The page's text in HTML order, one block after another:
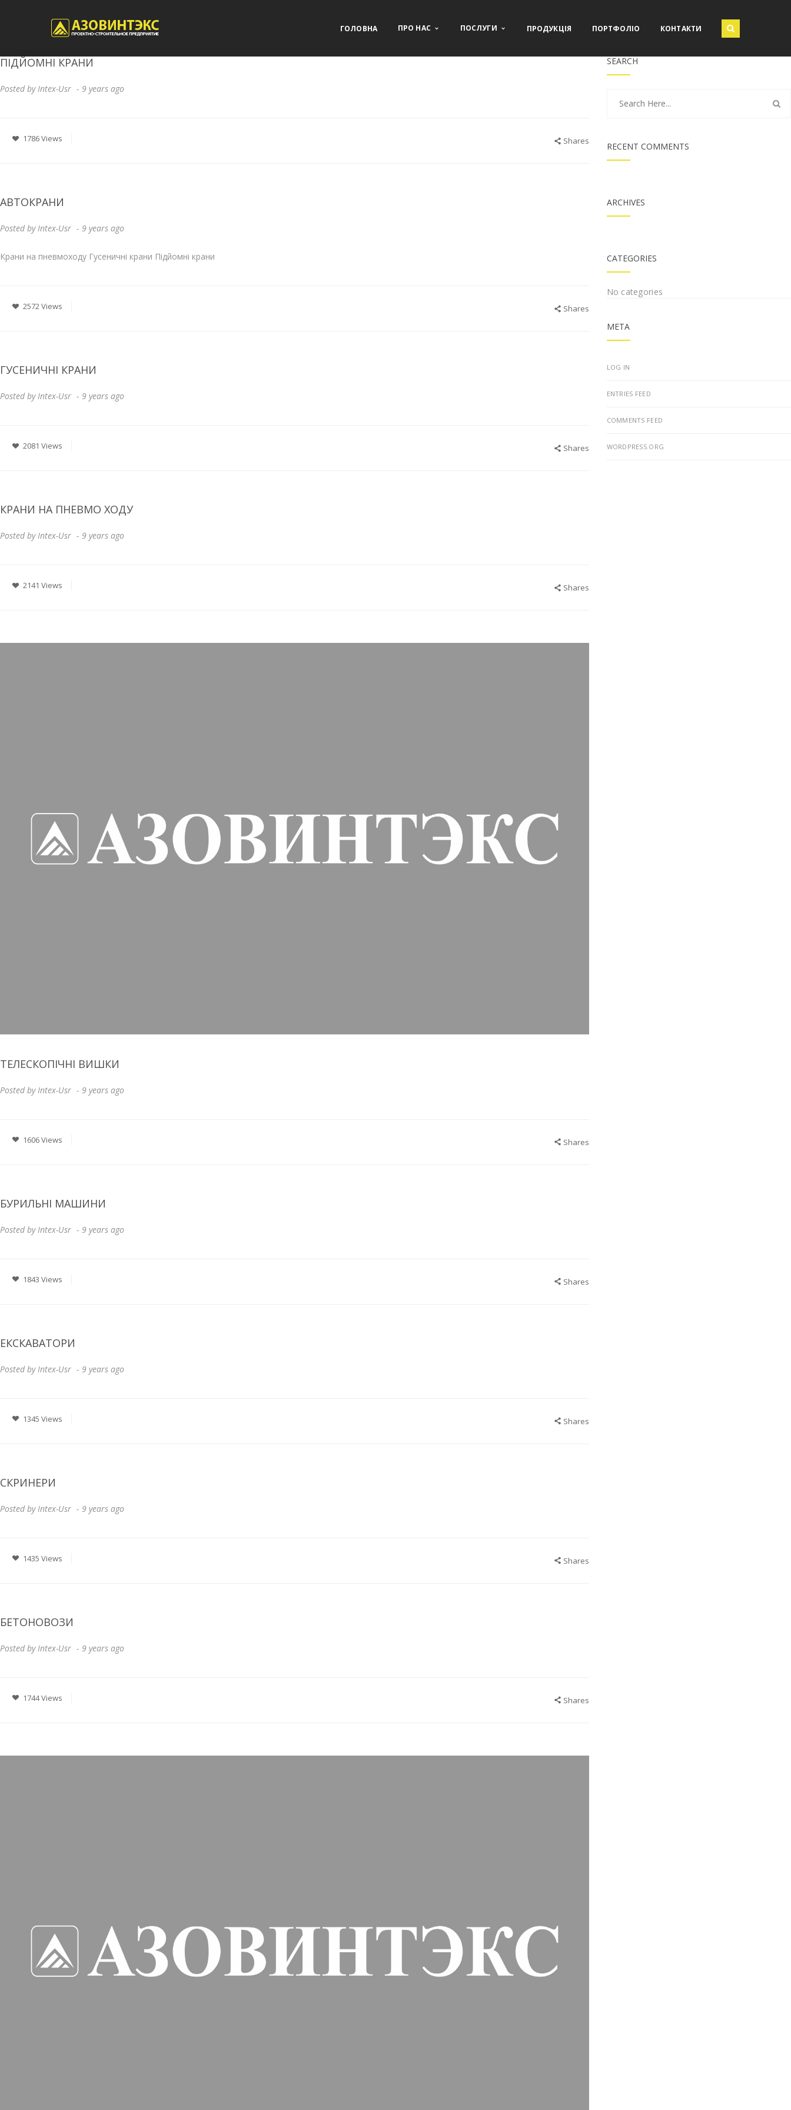
ГОЛОВНА ПРО НАС ПОСЛУГИ ПРОДУКЦІЯ ПОРТФОЛІО КОНТАКТИ
ПІДЙОМНІ КРАНИ
Posted byIntex-Usr 9 years ago
1786 Views Shares
АВТОКРАНИ
Posted byIntex-Usr 9 years ago
Крани на пневмоходу Гусеничні крани Підйомні крани
2572 Views Shares
ГУСЕНИЧНІ КРАНИ
Posted byIntex-Usr 9 years ago
2081 Views Shares
КРАНИ НА ПНЕВМО ХОДУ
Posted byIntex-Usr 9 years ago
2141 Views Shares
ТЕЛЕСКОПІЧНІ ВИШКИ
Posted by Intex-Usr 9 years ago
1606 Views Shares
БУРИЛЬНІ МАШИНИ
Posted by Intex-Usr 9 years ago
1843 Views Shares
ЕКСКАВАТОРИ
Posted by Intex-Usr 9 years ago
1345 Views Shares
СКРИНЕРИ
Posted by Intex-Usr 9 years ago
1435 Views Shares
БЕТОНОВОЗИ
Posted by Intex-Usr 9 years ago
1744 Views Shares
SEARCH
RECENT COMMENTS
ARCHIVES
CATEGORIES
No categories
META
LOG IN
ENTRIES FEED
COMMENTS FEED
WORDPRESS.ORG